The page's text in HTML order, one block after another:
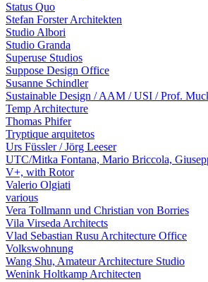
Status Quo
Stefan Forster Architekten
Studio Albori
Studio Granda
Superuse Studios
Suppose Design Office
Susanne Schindler
Sustainable Design / AAM / USI / Prof.
Temp Architecture
Thomas Phifer
Tryptique arquitetos
Urs Füssler / Jörg Leeser
UTC/Mitka Fontana, Mario Briccola,
V+, with Rotor
Valerio Olgiati
various
Vera Tollmann und Christian von Borries
Vila Virseda Architects
Vlad Sebastian Rusu Architecture Office
Volkswohnung
Wang Shu, Amateur Architecture Studio
Wenink Holtkamp Architecten